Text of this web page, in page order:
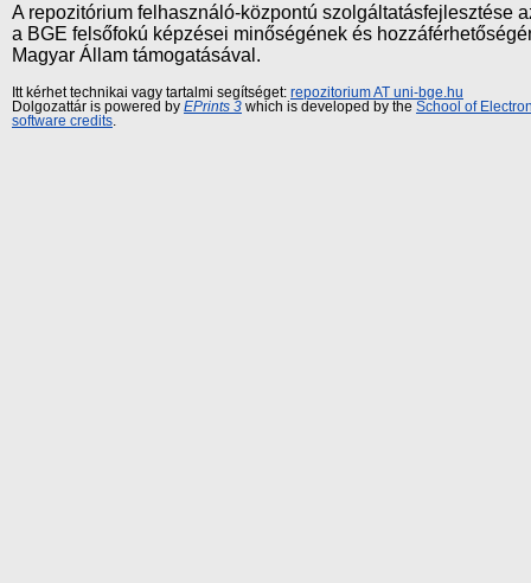
A repozitórium felhasználó-központú szolgáltatásfejlesztése
a BGE felsőfokú képzései minőségének és
Magyar Állam támogatásával.
Itt kérhet technikai vagy tartalmi segítséget: repozitorium AT uni-bge.hu
Dolgozattár is powered by EPrints 3 which is developed by the School of
software credits